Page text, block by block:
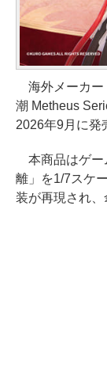
海外メーカー
潮 Metheus
2026年9月に発
本商品はゲー
離」を1/7スケ
装が再現され、